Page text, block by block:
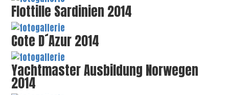
Flottille Sardinien 2014
Cote D´Azur 2014
Yachtmaster Ausbildung Norwegen
2014